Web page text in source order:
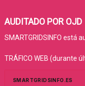
AUDITADO POR OJD
SMARTGRIDSINFO está
TRÁFICO WEB (durante